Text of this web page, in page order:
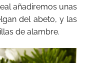
añadiremos unas
del abeto, y las
de alambre.